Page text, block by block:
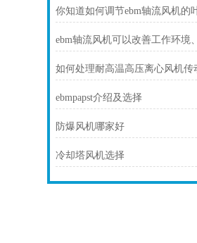
ebmpapst介绍及选择
防爆风机哪家好
冷却塔风机选择